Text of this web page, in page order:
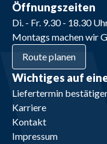
Öffnungszeiten
Di. - Fr. 9.30 - 18.30
Montags machen wir
Route planen
Wichtiges auf
Liefertermin
Karriere
Kontakt
Impressum